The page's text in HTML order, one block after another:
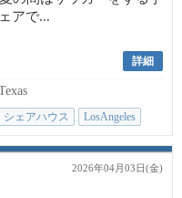
アで...
詳細
シェアハウス LosAngeles
2026年04月03日(金)